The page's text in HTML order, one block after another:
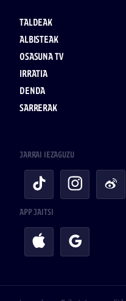
TALDEAK
ALBISTEAK
OSASUNA TV
IRRATIA
DENDA
SARRERAK
JARRAI IEZAGUZU
APP JAITSI